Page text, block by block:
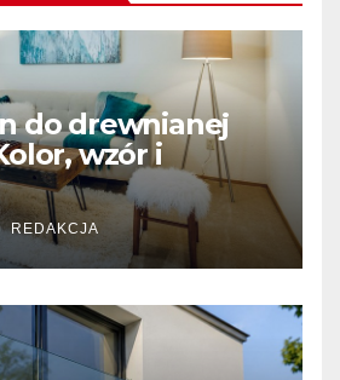
do drewnianej
wzór i
REDAKCJA